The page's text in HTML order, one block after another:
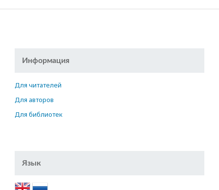
Информация
Для читателей
Для авторов
Для библиотек
Язык